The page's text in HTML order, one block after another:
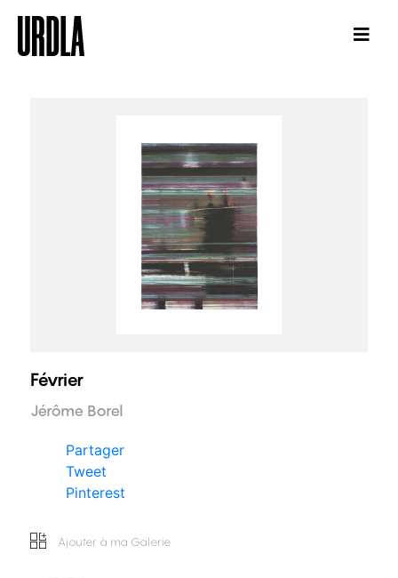
Février
Jérôme Borel
Partager
Tweet
Pinterest
Ajouter à ma Galerie